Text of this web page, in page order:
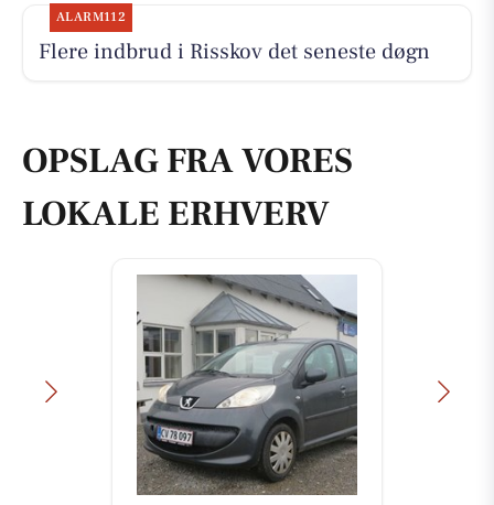
ALARM112
Flere indbrud i Risskov det seneste døgn
OPSLAG FRA VORES
LOKALE ERHVERV